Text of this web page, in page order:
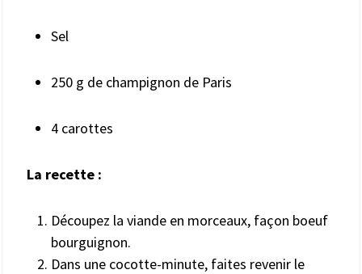
Sel
250 g de champignon de Paris
4 carottes
La recette :
Découpez la viande en morceaux, façon boeuf
bourguignon.
Dans une cocotte-minute, faites revenir le